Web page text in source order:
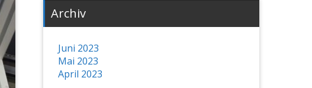
Archiv
Juni 2023
Mai 2023
April 2023